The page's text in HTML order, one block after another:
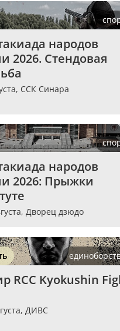
народов
2026. Стендовая
ССК Синара
народов
2026: Прыжки
Дворец дзюдо
RCC Kyokushin
ДИВС